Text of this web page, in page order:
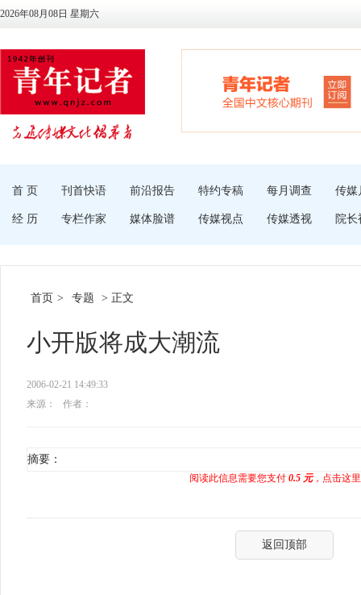
2026年08月08日 星期六
首 页 刊首快语 前沿报告 特约专稿 每月调查 传媒
经 历 专栏作家 媒体脸谱 传媒视点 传媒透视 院长
首页 > 专题 > 正文
小开版将成大潮流
2006-02-21 14:49:33
来源：
作者：
摘要：
阅读此信息需要您支付 0.5 元，点击这
返回顶部